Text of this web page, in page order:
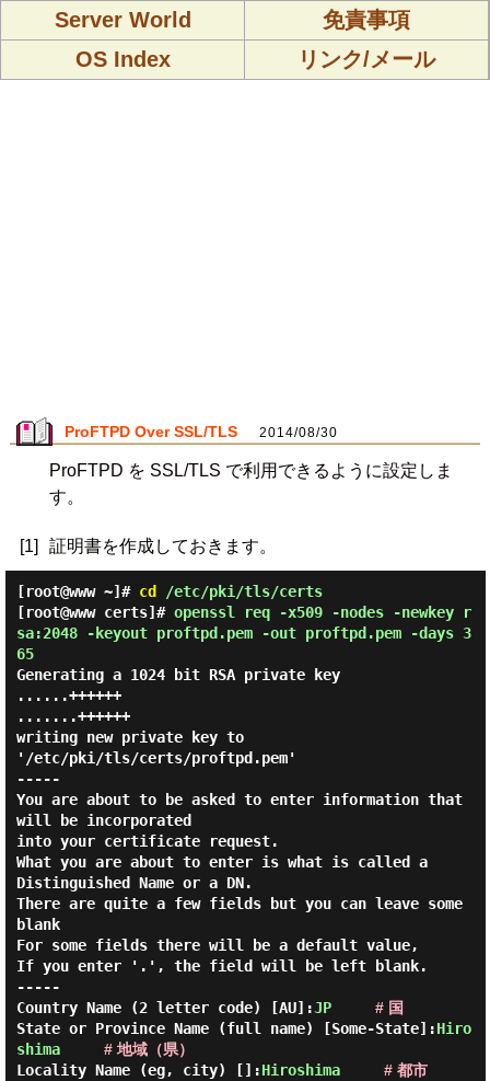
Server World
免責事項
OS Index
リンク/メール
ProFTPD Over SSL/TLS 2014/08/30
ProFTPD を SSL/TLS で利用できるように設定しま
す。
[1] 証明書を作成しておきます。
[root@www ~]# cd /etc/pki/tls/certs
[root@www certs]# openssl req -x509 -nodes -newkey r
sa:2048 -keyout proftpd.pem -out proftpd.pem -days 3
65
Generating a 1024 bit RSA private key
......++++++
.......++++++
writing new private key to
'/etc/pki/tls/certs/proftpd.pem'
-----
You are about to be asked to enter information that
will be incorporated
into your certificate request.
What you are about to enter is what is called a
Distinguished Name or a DN.
There are quite a few fields but you can leave some
blank
For some fields there will be a default value,
If you enter '.', the field will be left blank.
-----
Country Name (2 letter code) [AU]:JP
# 国
State or Province Name (full name) [Some-State]:Hiro
shima
# 地域（県）
Locality Name (eg, city) []:Hiroshima
# 都市